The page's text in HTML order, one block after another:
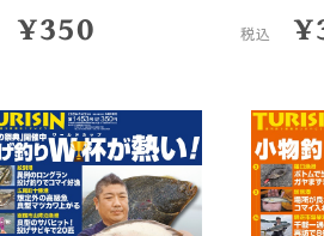
¥350 税込 ¥